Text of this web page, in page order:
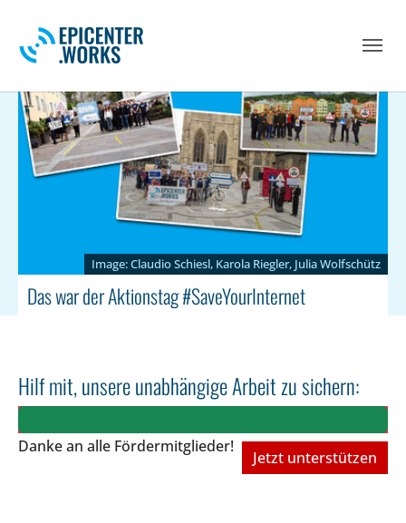
Claudio Schiesl, Karola Riegler, Julia Wolfschütz
Das war der Aktionstag #SaveYourInternet
Hilf mit, unsere unabhängige Arbeit zu sichern:
Danke an alle Fördermitglieder!
Jetzt unterstützen